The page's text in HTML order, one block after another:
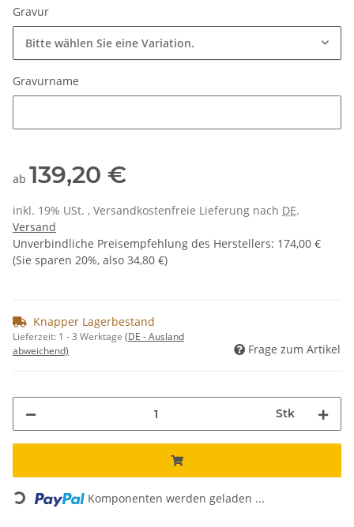
Gravur
Bitte wählen Sie eine Variation.
Gravurname
ab 139,20 €
inkl. 19% USt. , Versandkostenfreie Lieferung nach DE.
Versand
Unverbindliche Preisempfehlung des Herstellers: 174,00 €
(Sie sparen 20%, also 34,80 €)
Knapper Lagerbestand
Lieferzeit: 1 - 3 Werktage (DE - Ausland
abweichend)
Frage zum Artikel
Stk
Loading... Komponenten werden geladen ...